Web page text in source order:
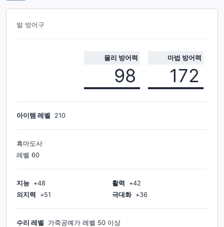
발 방어구
물리 방어력
98
마법 방어력
172
아이템 레벨 210
흑마도사
레벨 60
지능 +48 활력 +42
의지력
+51 극대화 +36
수리 레벨 가죽공예가 레벨 50 이상